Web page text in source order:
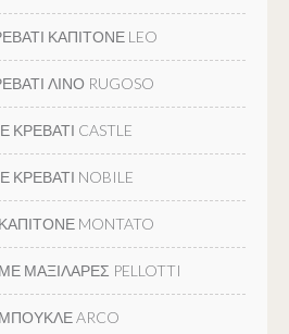
ΚΑΠΙΤΟΝΕ LEO
ΛΙΝΟ RUGOSO
ΚΡΕΒΑΤΙ CASTLE
ΚΡΕΒΑΤΙ NOBILE
MONTATO
ΜΑΞΙΛΑΡΕΣ PELLOTTI
ARCO